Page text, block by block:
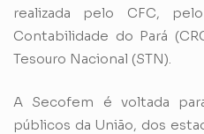
realizada pelo CFC,
Contabilidade do Pará
Tesouro Nacional (STN).
A Secofem é voltada
públicos da União, dos